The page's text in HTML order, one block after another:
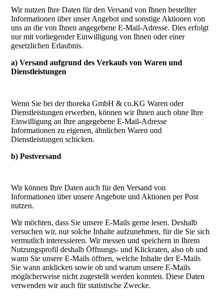
Wir nutzen Ihre Daten für den Versand von Ihnen bestellter
Informationen über unser Angebot und sonstige Aktionen von
uns an die von Ihnen angegebene E-Mail-Adresse. Dies erfolgt
nur mit vorliegender Einwilligung von Ihnen oder einer
gesetzlichen Erlaubnis.
a) Versand aufgrund des Verkaufs von Waren und
Dienstleistungen
Wenn Sie bei der thoreka GmbH & co.KG Waren oder
Dienstleistungen erwerben, können wir Ihnen auch ohne Ihre
Einwilligung an Ihre angegebene E-Mail-Adresse
Informationen zu eigenen, ähnlichen Waren und
Dienstleistungen schicken.
b) Postversand
Wir können Ihre Daten auch für den Versand von
Informationen über unsere Angebote und Aktionen per Post
nutzen.
Wir möchten, dass Sie unsere E-Mails gerne lesen. Deshalb
versuchen wir, nur solche Inhalte aufzunehmen, für die Sie sich
vermutlich interessieren. Wir messen und speichern in Ihrem
Nutzungsprofil deshalb Öffnungs- und Klickraten, also ob und
wann Sie unsere E-Mails öffnen, welche Inhalte der E-Mails
Sie wann anklicken sowie ob und warum unsere E-Mails
möglicherweise nicht zugestellt werden konnten. Diese Daten
verwenden wir auch für statistische Zwecke.